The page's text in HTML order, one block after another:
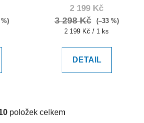
2 199 Kč
3 298 Kč
(–33 %)
Měrná
2 199 Kč / 1 ks
DETAIL
O
položek celkem